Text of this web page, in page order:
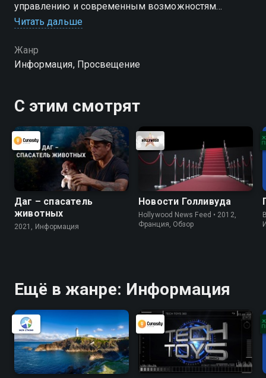
управлению и современным возможностям
вы можете совершенно бесплатно в хорошем HD
качестве на Смотрёшке
Читать дальше
Жанр
Информация, Просвещение
С этим смотрят
Даг – спасатель
животных
2021, Информация
Новости Голливуда
Hollywood News Feed • 2012,
Франция, Обзор
Ещё в жанре: Информация